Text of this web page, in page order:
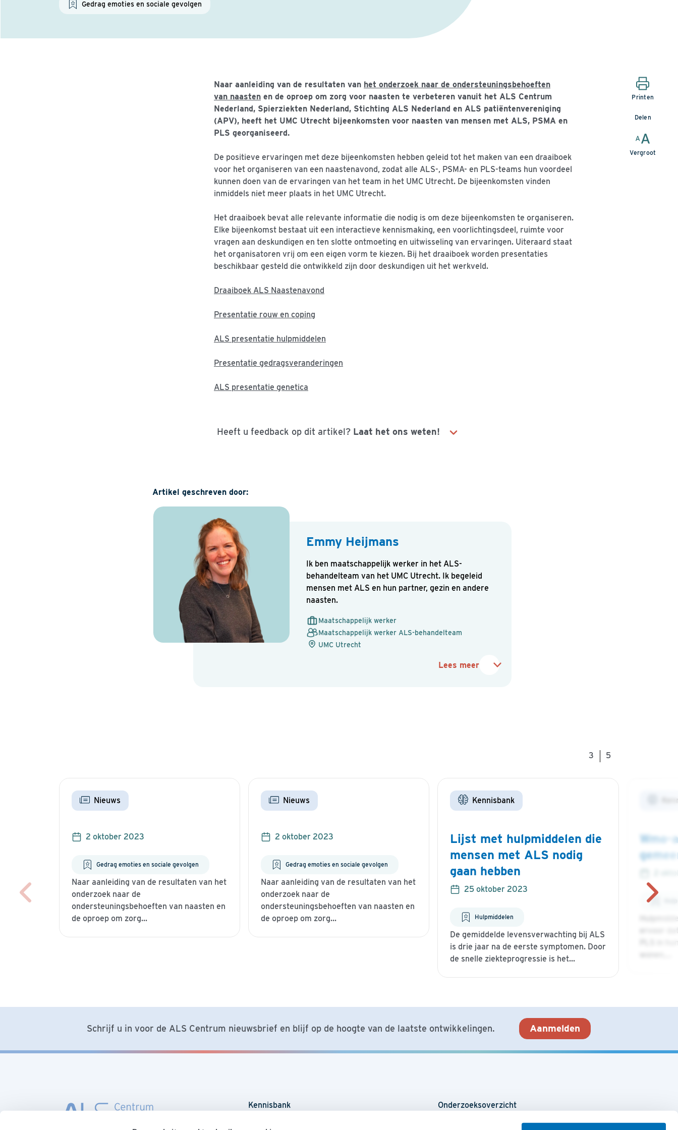
Printen
Delen
Vergroot
Gedrag emoties en sociale gevolgen
Naar aanleiding van de resultaten van het onderzoek naar de ondersteuningsbehoeften
van naasten en de oproep om zorg voor naasten te verbeteren vanuit het ALS Centrum
Nederland, Spierziekten Nederland, Stichting ALS Nederland en ALS patiëntenvereniging
(APV), heeft het UMC Utrecht bijeenkomsten voor naasten van mensen met ALS, PSMA en
PLS georganiseerd.
De positieve ervaringen met deze bijeenkomsten hebben geleid tot het maken van een draaiboek
voor het organiseren van een naastenavond, zodat alle ALS-, PSMA- en PLS-teams hun voordeel
kunnen doen van de ervaringen van het team in het UMC Utrecht. De bijeenkomsten vinden
inmiddels niet meer plaats in het UMC Utrecht.
Het draaiboek bevat alle relevante informatie die nodig is om deze bijeenkomsten te organiseren.
Elke bijeenkomst bestaat uit een interactieve kennismaking, een voorlichtingsdeel, ruimte voor
vragen aan deskundigen en ten slotte ontmoeting en uitwisseling van ervaringen. Uiteraard staat
het organisatoren vrij om een eigen vorm te kiezen. Bij het draaiboek worden presentaties
beschikbaar gesteld die ontwikkeld zijn door deskundigen uit het werkveld.
Draaiboek ALS Naastenavond
Presentatie rouw en coping
ALS presentatie hulpmiddelen
Presentatie gedragsveranderingen
ALS presentatie genetica
Heeft u feedback op dit artikel? Laat het ons weten!
E-mailadres
Uw vraag of opmerking
Verstuur
Artikel geschreven door:
Emmy Heijmans
Ik ben maatschappelijk werker in het ALS-
behandelteam van het UMC Utrecht. Ik begeleid
mensen met ALS en hun partner, gezin en andere
naasten.
Maatschappelijk werker
Maatschappelijk werker ALS-behandelteam
UMC Utrecht
Lees meer
Nieuws
2 oktober 2023
Gedrag emoties en sociale gevolgen
Naar aanleiding van de resultaten van het
onderzoek naar de
ondersteuningsbehoeften van naasten en
de oproep om zorg...
Nieuws
2 oktober 2023
Gedrag emoties en sociale gevolgen
Naar aanleiding van de resultaten van het
onderzoek naar de
ondersteuningsbehoeften van naasten en
de oproep om zorg...
Kennisbank
Lijst met hulpmiddelen die
mensen met ALS nodig
gaan hebben
25 oktober 2023
Hulpmiddelen
De gemiddelde levensverwachting bij ALS
is drie jaar na de eerste symptomen. Door
de snelle ziekteprogressie is het...
Wmo-
3 5
Schrijf u in voor de ALS Centrum nieuwsbrief en blijf op de hoogte van de laatste ontwikkelingen. Aanmelden
Kennisbank Onderzoeksoverzicht